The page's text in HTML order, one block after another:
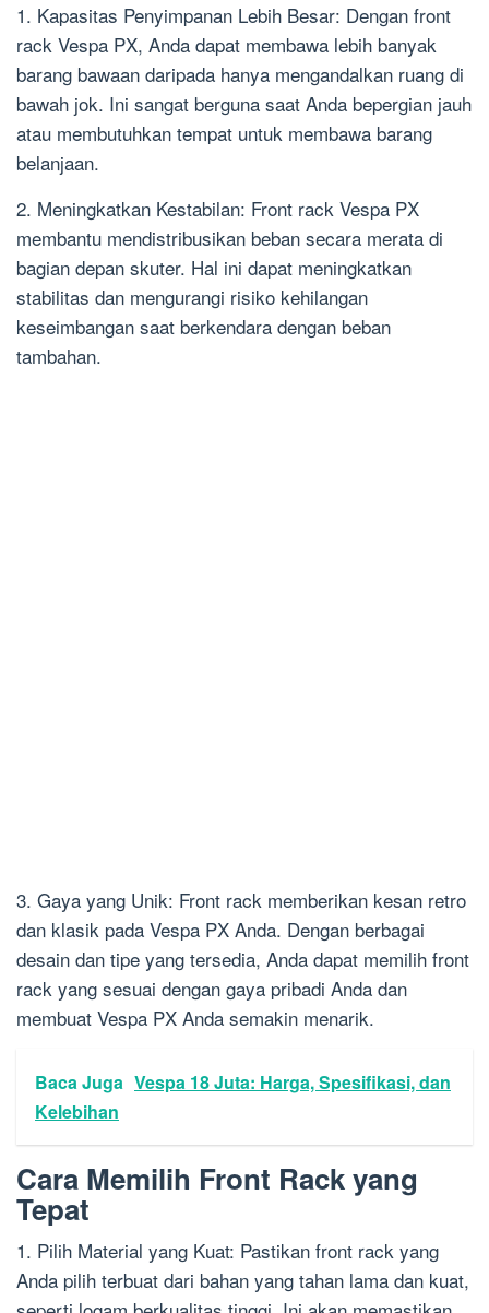
1. Kapasitas Penyimpanan Lebih Besar: Dengan front
rack Vespa PX, Anda dapat membawa lebih banyak
barang bawaan daripada hanya mengandalkan ruang di
bawah jok. Ini sangat berguna saat Anda bepergian jauh
atau membutuhkan tempat untuk membawa barang
belanjaan.
2. Meningkatkan Kestabilan: Front rack Vespa PX
membantu mendistribusikan beban secara merata di
bagian depan skuter. Hal ini dapat meningkatkan
stabilitas dan mengurangi risiko kehilangan
keseimbangan saat berkendara dengan beban
tambahan.
3. Gaya yang Unik: Front rack memberikan kesan retro
dan klasik pada Vespa PX Anda. Dengan berbagai
desain dan tipe yang tersedia, Anda dapat memilih front
rack yang sesuai dengan gaya pribadi Anda dan
membuat Vespa PX Anda semakin menarik.
Baca Juga Vespa 18 Juta: Harga, Spesifikasi, dan
Kelebihan
Cara Memilih Front Rack yang
Tepat
1. Pilih Material yang Kuat: Pastikan front rack yang
Anda pilih terbuat dari bahan yang tahan lama dan kuat,